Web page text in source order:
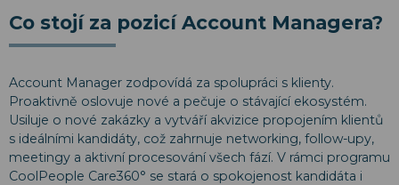
Co stojí za pozicí Account Managera?
Account Manager zodpovídá za spolupráci s klienty.
Proaktivně oslovuje nové a pečuje o stávající ekosystém.
Usiluje o nové zakázky a vytváří akvizice propojením klientů
s ideálními kandidáty, což zahrnuje networking, follow-upy,
meetingy a aktivní procesování všech fází. V rámci programu
CoolPeople Care360° se stará o spokojenost kandidáta i